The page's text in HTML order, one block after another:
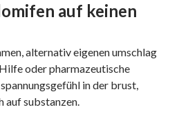
auf keinen
alternativ eigenen umschlag
oder pharmazeutische
in der brust,
auf substanzen.